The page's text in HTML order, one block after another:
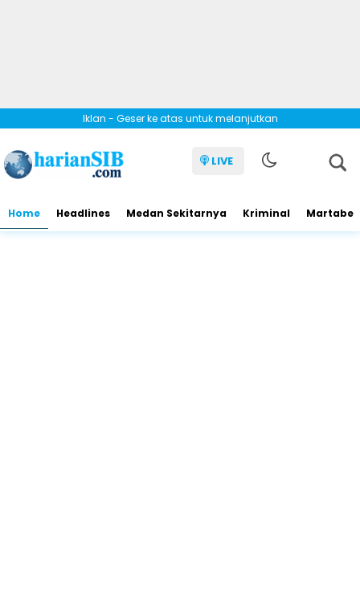
Iklan - Geser ke atas untuk melanjutkan
LIVE
Home Headlines Medan Sekitarnya Kriminal Martabe